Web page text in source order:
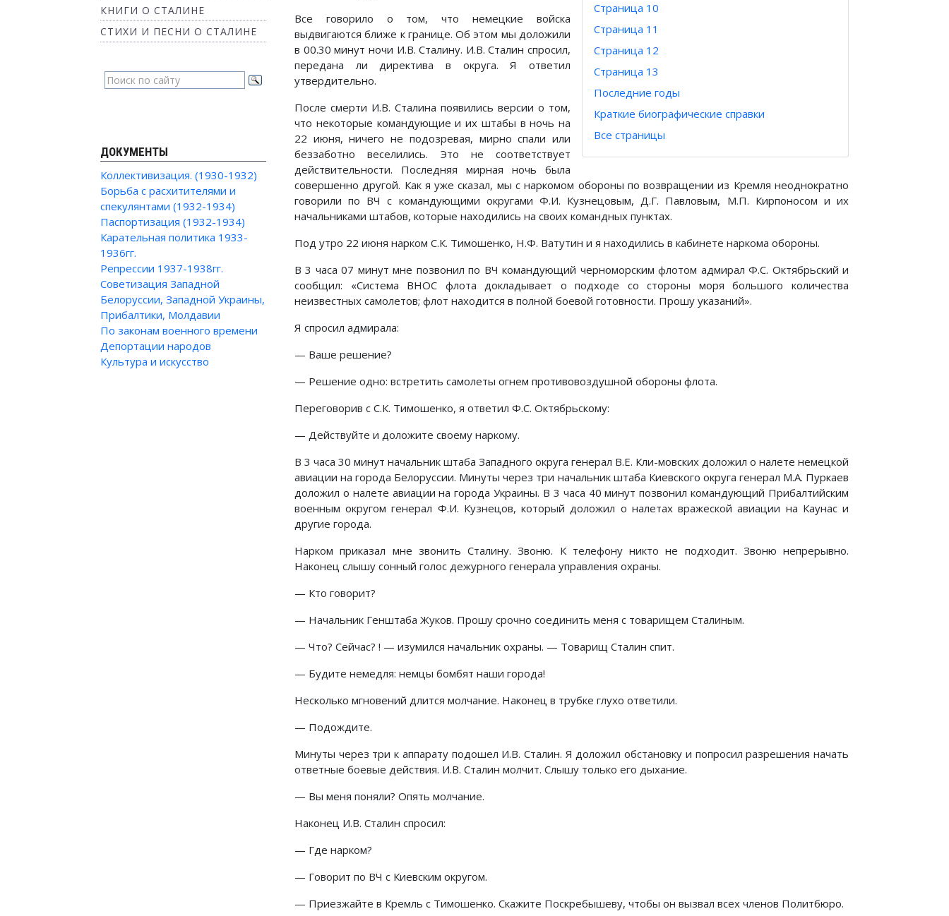
КНИГИ О СТАЛИНЕ
СТИХИ И ПЕСНИ О СТАЛИНЕ
ДОКУМЕНТЫ
Коллективизация. (1930-1932)
Борьба с расхитителями и
спекулянтами (1932-1934)
Паспортизация (1932-1934)
Карательная политика 1933-
1936гг.
Репрессии 1937-1938гг.
Советизация Западной
Белоруссии, Западной Украины,
Прибалтики, Молдавии
По законам военного времени
Депортации народов
Культура и искусство
Страница 10
Страница 11
Страница 12
Страница 13
Последние годы
Краткие биографические справки
Все страницы
Все говорило о том, что немецкие войска
выдвигаются ближе к границе. Об этом мы доложили
в 00.30 минут ночи И.В. Сталину. И.В. Сталин спросил,
передана ли директива в округа. Я ответил
утвердительно.
После смерти И.В. Сталина появились версии о том,
что некоторые командующие и их штабы в ночь на
22 июня, ничего не подозревая, мирно спали или
беззаботно веселились. Это не соответствует
действительности. Последняя мирная ночь была
совершенно другой. Как я уже сказал, мы с наркомом обороны по возвращении из Кремля неоднократно
говорили по ВЧ с командующими округами Ф.И. Кузнецовым, Д.Г. Павловым, М.П. Кирпоносом и их
начальниками штабов, которые находились на своих командных пунктах.
Под утро 22 июня нарком С.К. Тимошенко, Н.Ф. Ватутин и я находились в кабинете наркома обороны.
В 3 часа 07 минут мне позвонил по ВЧ командующий черноморским флотом адмирал Ф.С. Октябрьский и
сообщил: «Система ВНОС флота докладывает о подходе со стороны моря большого количества
неизвестных самолетов; флот находится в полной боевой готовности. Прошу указаний».
Я спросил адмирала:
— Ваше решение?
— Решение одно: встретить самолеты огнем противовоздушной обороны флота.
Переговорив с С.К. Тимошенко, я ответил Ф.С. Октябрьскому:
— Действуйте и доложите своему наркому.
В 3 часа 30 минут начальник штаба Западного округа генерал В.Е. Кли-мовских доложил о налете немецкой
авиации на города Белоруссии. Минуты через три начальник штаба Киевского округа генерал М.А. Пуркаев
доложил о налете авиации на города Украины. В 3 часа 40 минут позвонил командующий Прибалтийским
военным округом генерал Ф.И. Кузнецов, который доложил о налетах вражеской авиации на Каунас и
другие города.
Нарком приказал мне звонить Сталину. Звоню. К телефону никто не подходит. Звоню непрерывно.
Наконец слышу сонный голос дежурного генерала управления охраны.
— Кто говорит?
— Начальник Генштаба Жуков. Прошу срочно соединить меня с товарищем Сталиным.
— Что? Сейчас? ! — изумился начальник охраны. — Товарищ Сталин спит.
— Будите немедля: немцы бомбят наши города!
Несколько мгновений длится молчание. Наконец в трубке глухо ответили.
— Подождите.
Минуты через три к аппарату подошел И.В. Сталин. Я доложил обстановку и попросил разрешения начать
ответные боевые действия. И.В. Сталин молчит. Слышу только его дыхание.
— Вы меня поняли? Опять молчание.
Наконец И.В. Сталин спросил:
— Где нарком?
— Говорит по ВЧ с Киевским округом.
— Приезжайте в Кремль с Тимошенко. Скажите Поскребышеву, чтобы он вызвал всех членов Политбюро.